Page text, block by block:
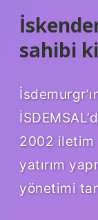
sahibi
2002 iletim
yatırım
yönetimi